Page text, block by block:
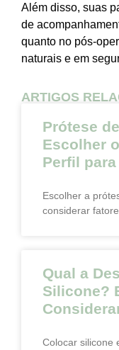
Além disso, suas
de
quanto no pós-
naturais e em
ARTIGOS
Prótese
Escolher
Perfil
Escolher a
considerar
Qual a
Silicone?
Colocar silicone